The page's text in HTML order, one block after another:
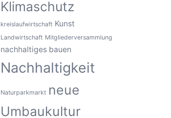
Klimaschutz
kreislaufwirtschaft Kunst
Landwirtschaft Mitgliederversammlung
nachhaltiges bauen
Nachhaltigkeit
Naturparkmarkt neue
Umbaukultur